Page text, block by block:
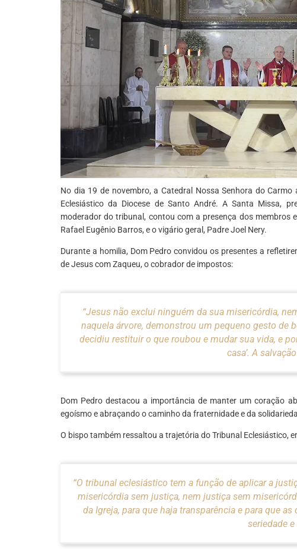
No dia 19 de novembro, a Catedral Nossa Senhora do
Eclesiástico da Diocese de Santo André. A Santa Missa,
moderador do tribunal, contou com a presença dos membros
Rafael Eugênio Barros, e o vigário geral, Padre Joel Nery.
Durante a homilia, Dom Pedro convidou os presentes a
de Jesus com Zaqueu, o cobrador de impostos:
“Jesus não exclui ninguém da sua misericórdia,
naquela árvore, demonstrou um pequeno gesto de
decidiu restituir o que roubou e mudar sua vida, e
casa’. A
Dom Pedro destacou a importância de manter um coração
egoísmo e abraçando o caminho da fraternidade e da
O bispo também ressaltou a trajetória do Tribunal Eclesiástico,
“O tribunal eclesiástico tem a função de aplicar a
misericórdia sem justiça, nem justiça sem
da Igreja, para que haja transparência e para que
seriedade e